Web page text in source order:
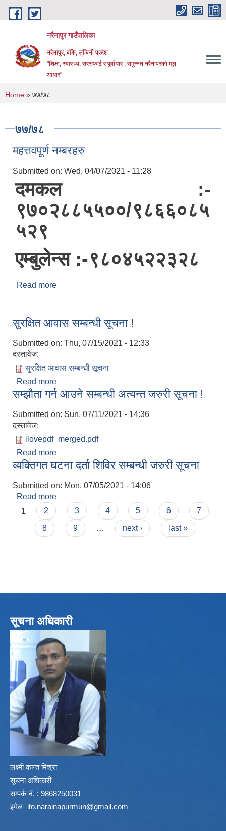
Skip to main content
नरैनापुर गाउँपालिका
नरैनापुर, बाँके, लुम्बिनी प्रदेश
"शिक्षा, स्वास्थ्य, सरसफाई र पूर्वाधार : समुन्नत नरैनापुरको मूल
आधार"
You are here
Home » ७७/७८
७७/७८
महत्तवपूर्ण नम्बरहरु
Submitted on: Wed, 04/07/2021 - 11:28
दमकल :-
९७०२८८५५००/९८६६०८५
५२९
एम्बुलेन्स :-९८०४५२२३२८
Read more
सुरक्षित आवास सम्बन्धी सूचना !
Submitted on: Thu, 07/15/2021 - 12:33
दस्तावेज:
सुरक्षित आवास सम्बन्धी सूचना
Read more
सम्झौता गर्न आउने सम्बन्धी अत्यन्त जरुरी सूचना !
Submitted on: Sun, 07/11/2021 - 14:36
दस्तावेज:
ilovepdf_merged.pdf
Read more
व्यक्तिगत घटना दर्ता शिविर सम्बन्धी जरुरी सूचना
Submitted on: Mon, 07/05/2021 - 14:06
Read more
Pages
1 2 3 4 5 6
7
8
9 next › last »
सूचना अधिकारी
लक्ष्मी कान्त मिश्रा
सूचना अधिकारी
सम्पर्क नं. : 9868250031
इमेलः ito.narainapurmun@gmail.com